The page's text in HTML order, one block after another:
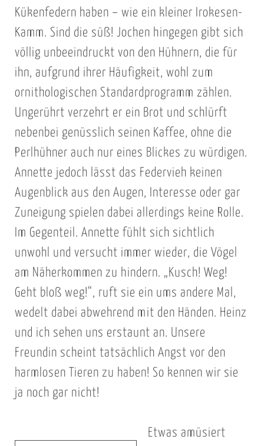
Kükenfedern haben – wie ein kleiner Irokesen-
Kamm. Sind die süß! Jochen hingegen gibt sich
völlig unbeeindruckt von den Hühnern, die für
ihn, aufgrund ihrer Häufigkeit, wohl zum
ornithologischen Standardprogramm zählen.
Ungerührt verzehrt er ein Brot und schlürft
nebenbei genüsslich seinen Kaffee, ohne die
Perlhühner auch nur eines Blickes zu würdigen.
Annette jedoch lässt das Federvieh keinen
Augenblick aus den Augen, Interesse oder gar
Zuneigung spielen dabei allerdings keine Rolle.
Im Gegenteil. Annette fühlt sich sichtlich
unwohl und versucht immer wieder, die Vögel
am Näherkommen zu hindern. „Kusch! Weg!
Geht bloß weg!“, ruft sie ein ums andere Mal,
wedelt dabei abwehrend mit den Händen. Heinz
und ich sehen uns erstaunt an. Unsere
Freundin scheint tatsächlich Angst vor den
harmlosen Tieren zu haben! So kennen wir sie
ja noch gar nicht!
Etwas amüsiert